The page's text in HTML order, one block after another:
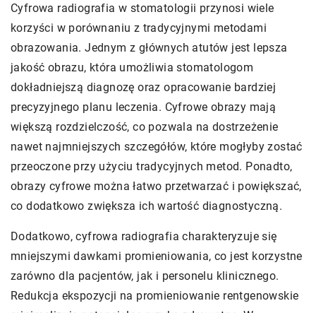
Cyfrowa radiografia w stomatologii przynosi wiele
korzyści w porównaniu z tradycyjnymi metodami
obrazowania. Jednym z głównych atutów jest lepsza
jakość obrazu, która umożliwia stomatologom
dokładniejszą diagnozę oraz opracowanie bardziej
precyzyjnego planu leczenia. Cyfrowe obrazy mają
większą rozdzielczość, co pozwala na dostrzeżenie
nawet najmniejszych szczegółów, które mogłyby zostać
przeoczone przy użyciu tradycyjnych metod. Ponadto,
obrazy cyfrowe można łatwo przetwarzać i powiększać,
co dodatkowo zwiększa ich wartość diagnostyczną.
Dodatkowo, cyfrowa radiografia charakteryzuje się
mniejszymi dawkami promieniowania, co jest korzystne
zarówno dla pacjentów, jak i personelu klinicznego.
Redukcja ekspozycji na promieniowanie rentgenowskie